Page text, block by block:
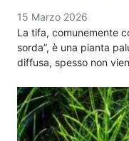
15 Marzo 2026
La tifa, comunemente
sorda”, è una pianta
diffusa, spesso non